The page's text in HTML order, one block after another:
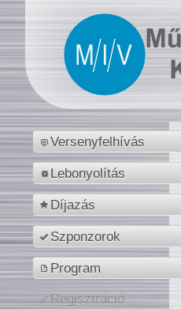
Versenyfelhívás
Lebonyolítás
Díjazás
Szponzorok
Program
Regisztráció